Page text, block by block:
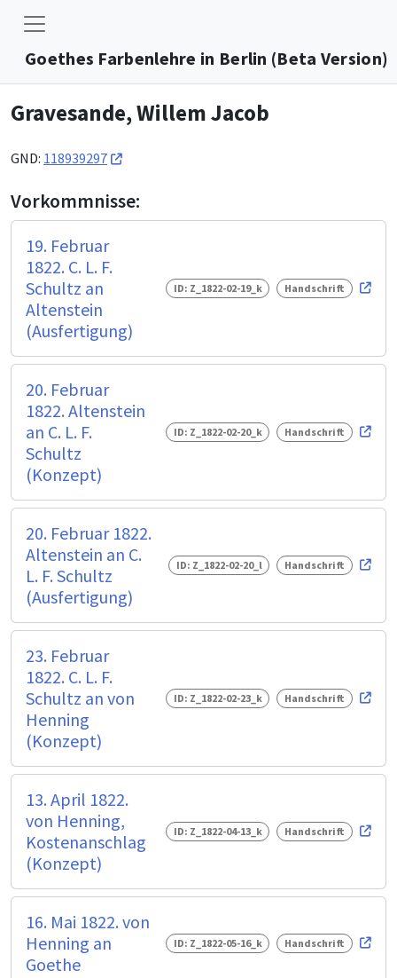
Goethes Farbenlehre in Berlin (Beta Version)
Gravesande, Willem Jacob
GND: 118939297
Vorkommnisse:
19. Februar
1822. C. L. F.
Schultz an
Altenstein
(Ausfertigung)
ID: Z_1822-02-19_k Handschrift
20. Februar
1822. Altenstein
an C. L. F.
Schultz
(Konzept)
ID: Z_1822-02-20_k Handschrift
20. Februar 1822.
Altenstein an C.
L. F. Schultz
(Ausfertigung)
ID: Z_1822-02-20_l Handschrift
23. Februar
1822. C. L. F.
Schultz an von
Henning
(Konzept)
ID: Z_1822-02-23_k Handschrift
13. April 1822.
von Henning,
Kostenanschlag
(Konzept)
ID: Z_1822-04-13_k Handschrift
16. Mai 1822. von
Henning an
Goethe
ID: Z_1822-05-16_k Handschrift